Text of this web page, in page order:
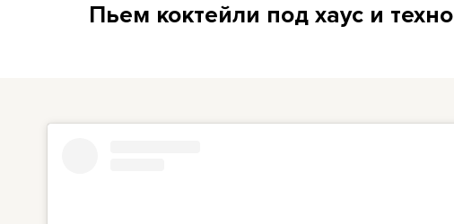
Пьем коктейли под хаус и техно